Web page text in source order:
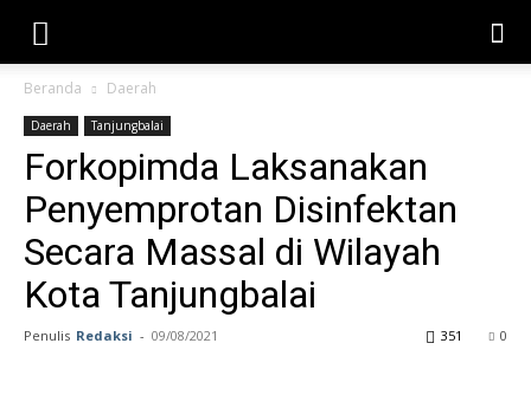
Beranda Daerah
Daerah Tanjungbalai
Forkopimda Laksanakan
Penyemprotan Disinfektan
Secara Massal di Wilayah
Kota Tanjungbalai
Penulis Redaksi - 09/08/2021 0
351